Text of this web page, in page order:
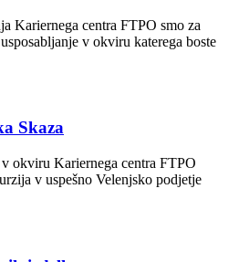
Kariernega centra FTPO smo za
v okviru katerega boste
Skaza
okviru Kariernega centra FTPO
v uspešno Velenjsko podjetje